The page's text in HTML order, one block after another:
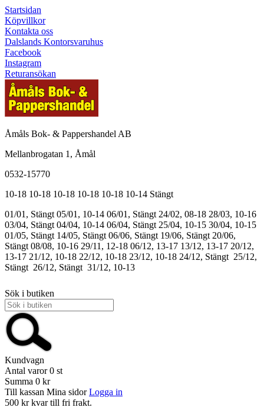
Startsidan
Köpvillkor
Kontakta oss
Dalslands Kontorsvaruhus
Facebook
Instagram
Returansökan
Åmåls Bok- & Pappershandel AB
Mellanbrogatan 1, Åmål
0532-15770
10-18 10-18 10-18 10-18 10-18 10-14 Stängt
01/01, Stängt 05/01, 10-14 06/01, Stängt 24/02, 08-18 28/03, 10-16
03/04, Stängt 04/04, 10-14 06/04, Stängt 25/04, 10-15 30/04, 10-15
01/05, Stängt 14/05, Stängt 06/06, Stängt 19/06, Stängt 20/06,
Stängt 08/08, 10-16 29/11, 12-18 06/12, 13-17 13/12, 13-17 20/12,
13-17 21/12, 10-18 22/12, 10-18 23/12, 10-18 24/12, Stängt 25/12,
Stängt 26/12, Stängt 31/12, 10-13
Sök i butiken
Kundvagn
Antal varor 0 st
Summa 0 kr
Till kassan Mina sidor Logga in
500 kr kvar till fri frakt.